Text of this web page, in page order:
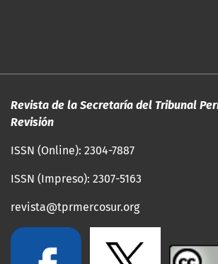
Revista de la Secretaría del Tribunal
Revisión
ISSN (Online): 2304-7887
ISSN (Impreso): 2307-5163
revista@tprmercosur.org